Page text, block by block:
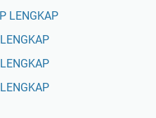
LENGKAP